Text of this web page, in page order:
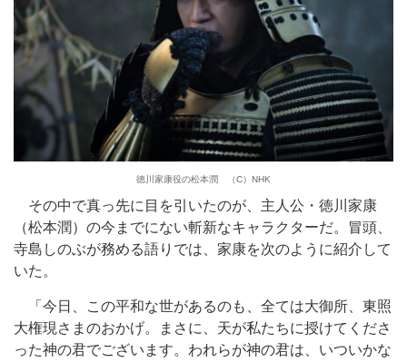
徳川家康役の松本潤 （C）NHK
その中で真っ先に目を引いたのが、主人公・徳川家康
（松本潤）の今までにない斬新なキャラクターだ。冒頭、
寺島しのぶが務める語りでは、家康を次のように紹介して
いた。
「今日、この平和な世があるのも、全ては大御所、東照
大権現さまのおかげ。まさに、天が私たちに授けてくださ
った神の君でございます。われらが神の君は、いついかな